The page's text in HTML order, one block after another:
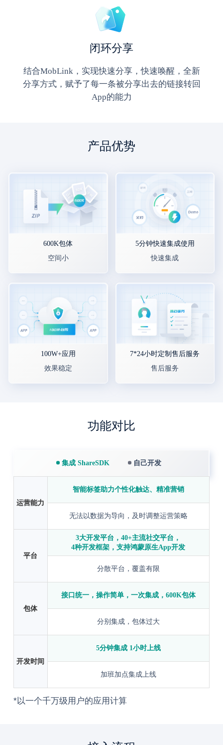
闭环分享
结合MobLink，实现快速分享，快速唤醒，全新
分享方式，赋予了每一条被分享出去的链接转回
App的能力
产品优势
600K包体
空间小
5分钟快速集成使用
快速集成
100W+应用
效果稳定
7*24小时定制售后服务
售后服务
功能对比
集成 ShareSDK 自己开发
运营能力
智能标签助力个性化触达、精准营销
无法以数据为导向，及时调整运营策略
平台
3大开发平台，40+主流社交平台，
4种开发框架，支持鸿蒙原生App开发
分散平台，覆盖有限
包体
接口统一，操作简单，一次集成，600K包体
分别集成，包体过大
开发时间
5分钟集成 1小时上线
加班加点集成上线
*以一个千万级用户的应用计算